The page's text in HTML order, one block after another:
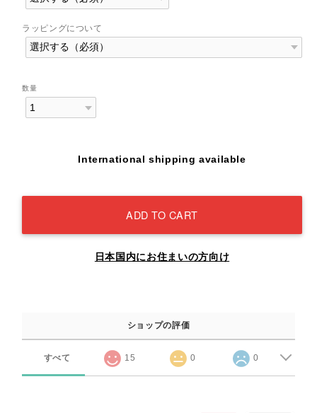
ラッピングについて
数量
International shipping available
ADD TO CART
日本国内にお住まいの方向け
ショップの評価
すべて 15 0 0